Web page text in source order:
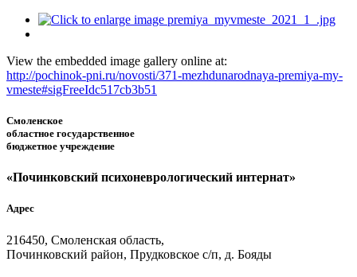
View the embedded image gallery online at:
http://pochinok-pni.ru/novosti/371-mezhdunarodnaya-premiya-my-
vmeste#sigFreeIdc517cb3b51
Смоленское
областное государственное
бюджетное учреждение
«Починковский психоневрологический интернат»
Адрес
216450, Смоленская область,
Починковский район, Прудковское с/п, д. Бояды